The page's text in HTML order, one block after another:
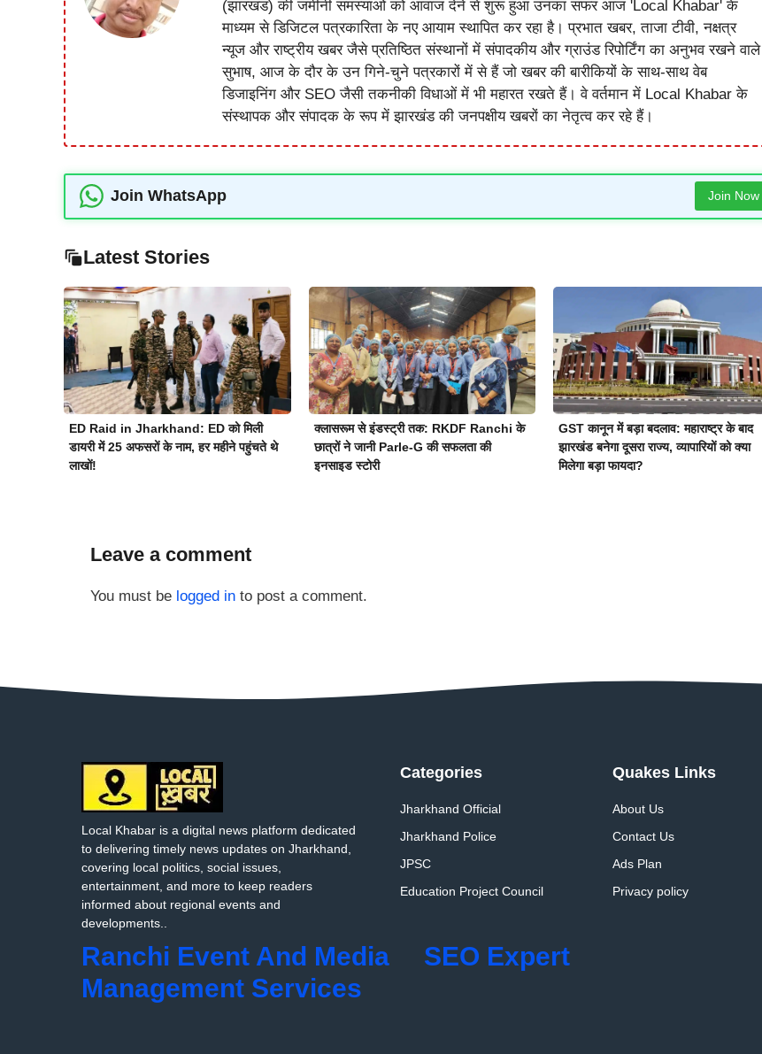
(झारखंड) की जमीनी समस्याओं को आवाज देने से शुरू हुआ उनका सफर आज 'Local Khabar' के
माध्यम से डिजिटल पत्रकारिता के नए आयाम स्थापित कर रहा है। प्रभात खबर, ताजा टीवी, नक्षत्र
न्यूज और राष्ट्रीय खबर जैसे प्रतिष्ठित संस्थानों में संपादकीय और ग्राउंड रिपोर्टिंग का अनुभव रखने वाले
सुभाष, आज के दौर के उन गिने-चुने पत्रकारों में से हैं जो खबर की बारीकियों के साथ-साथ वेब
डिजाइनिंग और SEO जैसी तकनीकी विधाओं में भी महारत रखते हैं। वे वर्तमान में Local Khabar के
संस्थापक और संपादक के रूप में झारखंड की जनपक्षीय खबरों का नेतृत्व कर रहे हैं।
Join WhatsApp Join Now
Latest Stories
ED Raid in Jharkhand: ED को मिली
डायरी में 25 अफसरों के नाम, हर महीने पहुंचते थे
लाखों!
क्लासरूम से इंडस्ट्री तक: RKDF Ranchi के
छात्रों ने जानी Parle-G की सफलता की
इनसाइड स्टोरी
GST कानून में बड़ा बदलाव: महाराष्ट्र के बाद
झारखंड बनेगा दूसरा राज्य, व्यापारियों को क्या
मिलेगा बड़ा फायदा?
Leave a comment
You must be logged in to post a comment.
Local Khabar is a digital news platform dedicated
to delivering timely news updates on Jharkhand,
covering local politics, social issues,
entertainment, and more to keep readers
informed about regional events and
developments..
Categories
Jharkhand Official
Jharkhand Police
JPSC
Education Project Council
Quakes Links
About Us
Contact Us
Ads Plan
Privacy policy
Ranchi Event And Media
Management Services
SEO Expert